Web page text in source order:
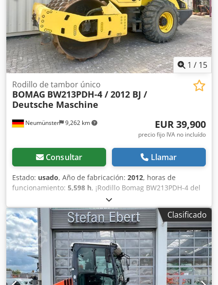
1 / 15
Neumünster 9,262 km
Rodillo de tambor único
BOMAG BW213PDH-4 / 2012 BJ /
Deutsche Maschine
EUR 39,900
precio fijo IVA no incluído
Consultar Llamar
Estado: usado, Año de fabricación: 2012, horas de
funcionamiento: 5,598 h, ¡Rodillo Bomag BW213PDH-4 del
año 2012 con solo 5.598 horas de trabajo! ----* Fabricante:
Bomag * Modelo: BW213PDH-4 * Año: 2012 * Horas de uso
registradas: aprox. 5.598 * Peso operativo: 13.100 KG * Aire
acondicionado * Máquina alemana * 119 kW * Motor
diésel Deutz * Más fotos y vídeo disponibles bajo solicitud
* Precio: 39.900 euros, neto + 19% IVA ----Para más
información, por favor llame: Erik Kortum: WhatsApp Kai
Kortum: WhatsApp Todos los datos son sin garantía;
sujetos a errores y venta previa. Credpfxeyt Uire Abxof
Clasificado